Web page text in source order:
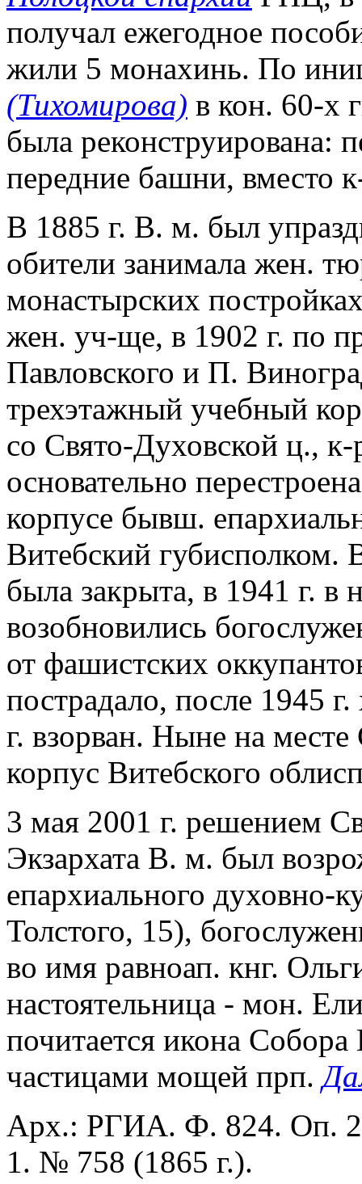
получал ежегодное
жили 5 монахинь. По
(Тихомирова) в кон. 60-х
была реконструирована:
передние башни, вместо
В 1885 г. В. м. был
обители занимала жен.
монастырских
жен. уч-ще, в 1902 г. по
Павловского и П.
трехэтажный учебный
со Свято-Духовской ц.,
основательно
корпусе бывш.
Витебский губисполком.
была закрыта, в 1941 г. в
возобновились
от фашистских
пострадало, после 1945
г. взорван. Ныне на
корпус Витебского
3 мая 2001 г. решением
Экзархата В. м. был
епархиального духовно-
Толстого, 15),
во имя равноап. кнг.
настоятельница - мон.
почитается икона
частицами мощей прп.
Арх.: РГИА. Ф. 824. Оп.
1. № 758 (1865 г.).